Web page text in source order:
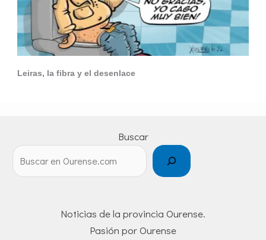
Leiras, la fibra y el desenlace
Buscar
Noticias de la provincia Ourense.
Pasión por Ourense